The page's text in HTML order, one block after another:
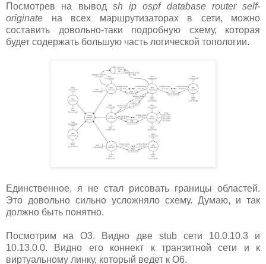
Посмотрев на вывод sh ip ospf database router self-
originate на всех маршрутизаторах в сети, можно
составить довольно-таки подробную схему, которая
будет содержать большую часть логической топологии.
Единственное, я не стал рисовать границы областей.
Это довольно сильно усложняло схему. Думаю, и так
должно быть понятно.
Посмотрим на О3. Видно две stub сети 10.0.10.3 и
10.13.0.0. Видно его коннект к транзитной сети и к
виртуальному линку, который ведет к О6.